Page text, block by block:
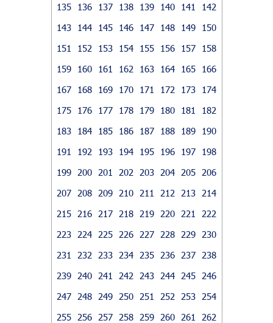
135
136 137 138 139 140 141
142
143
144 145 146 147 148 149
150
151
152 153 154 155 156 157
158
159
160 161 162 163 164 165
166
167
168 169 170 171 172 173
174
175
176 177 178 179 180 181
182
183
184 185 186 187 188 189
190
191
192 193 194 195 196 197
198
199
200 201 202 203 204 205
206
207
208 209 210 211 212 213
214
215
216 217 218 219 220 221
222
223
224 225 226 227 228 229
230
231
232 233 234 235 236 237
238
239
240 241 242 243 244 245
246
247
248 249 250 251 252 253
254
255
256 257 258 259 260 261
262